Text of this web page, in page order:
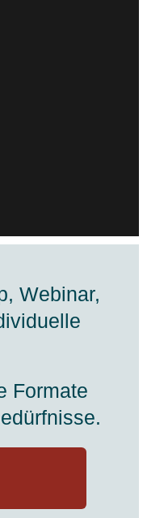
Webinar,
Formate